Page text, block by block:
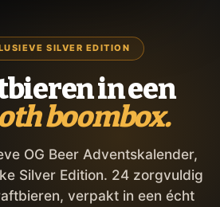
SILVER EDITION
in een
boombox.
OG Beer Adventskalender,
Silver Edition. 24 zorgvuldig
verpakt in een écht